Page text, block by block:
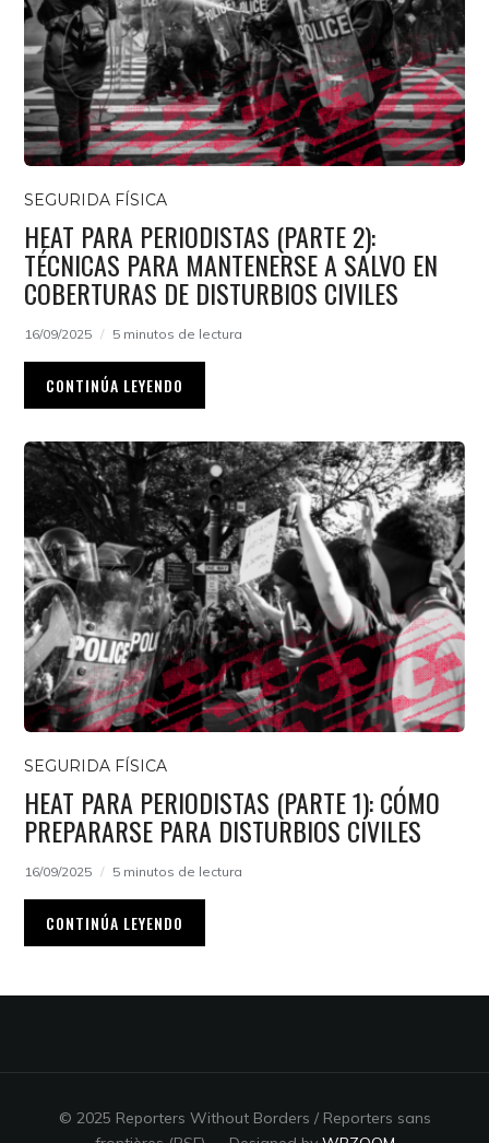
SEGURIDA FÍSICA
HEAT PARA PERIODISTAS (PARTE 2):
TÉCNICAS PARA MANTENERSE A SALVO EN
COBERTURAS DE DISTURBIOS CIVILES
16/09/2025 5 minutos de lectura
CONTINÚA LEYENDO
SEGURIDA FÍSICA
HEAT PARA PERIODISTAS (PARTE 1): CÓMO
PREPARARSE PARA DISTURBIOS CIVILES
16/09/2025 5 minutos de lectura
CONTINÚA LEYENDO
© 2025 Reporters Without Borders / Reporters sans